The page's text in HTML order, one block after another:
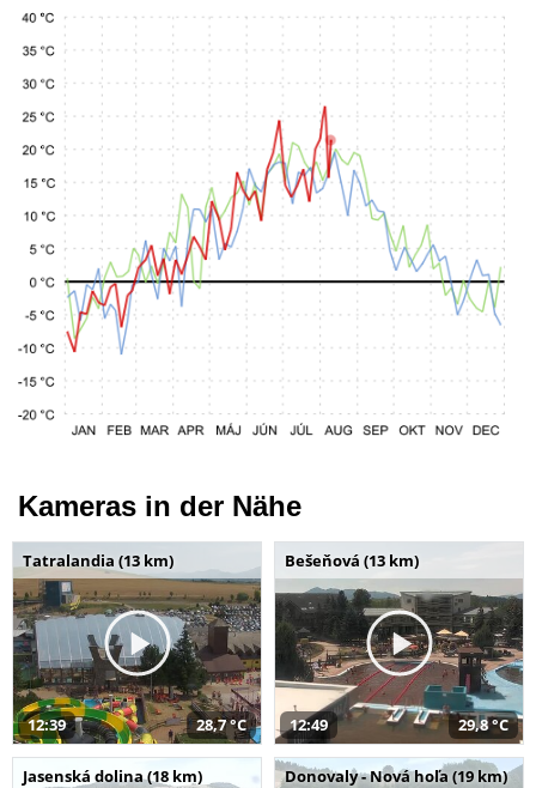
Kameras in der Nähe
Tatralandia (13 km)
12:39 28,7 °C
Bešeňová (13 km)
12:49 29,8 °C
Jasenská dolina (18 km) Donovaly - Nová hoľa (19 km)